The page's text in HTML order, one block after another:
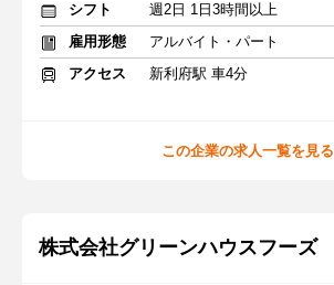
シフト
週2日 1日3時間以上
雇用形態
アルバイト・パート
アクセス
新利府駅 車4分
この企業の求人一覧を見る
株式会社グリーンハウスフーズ